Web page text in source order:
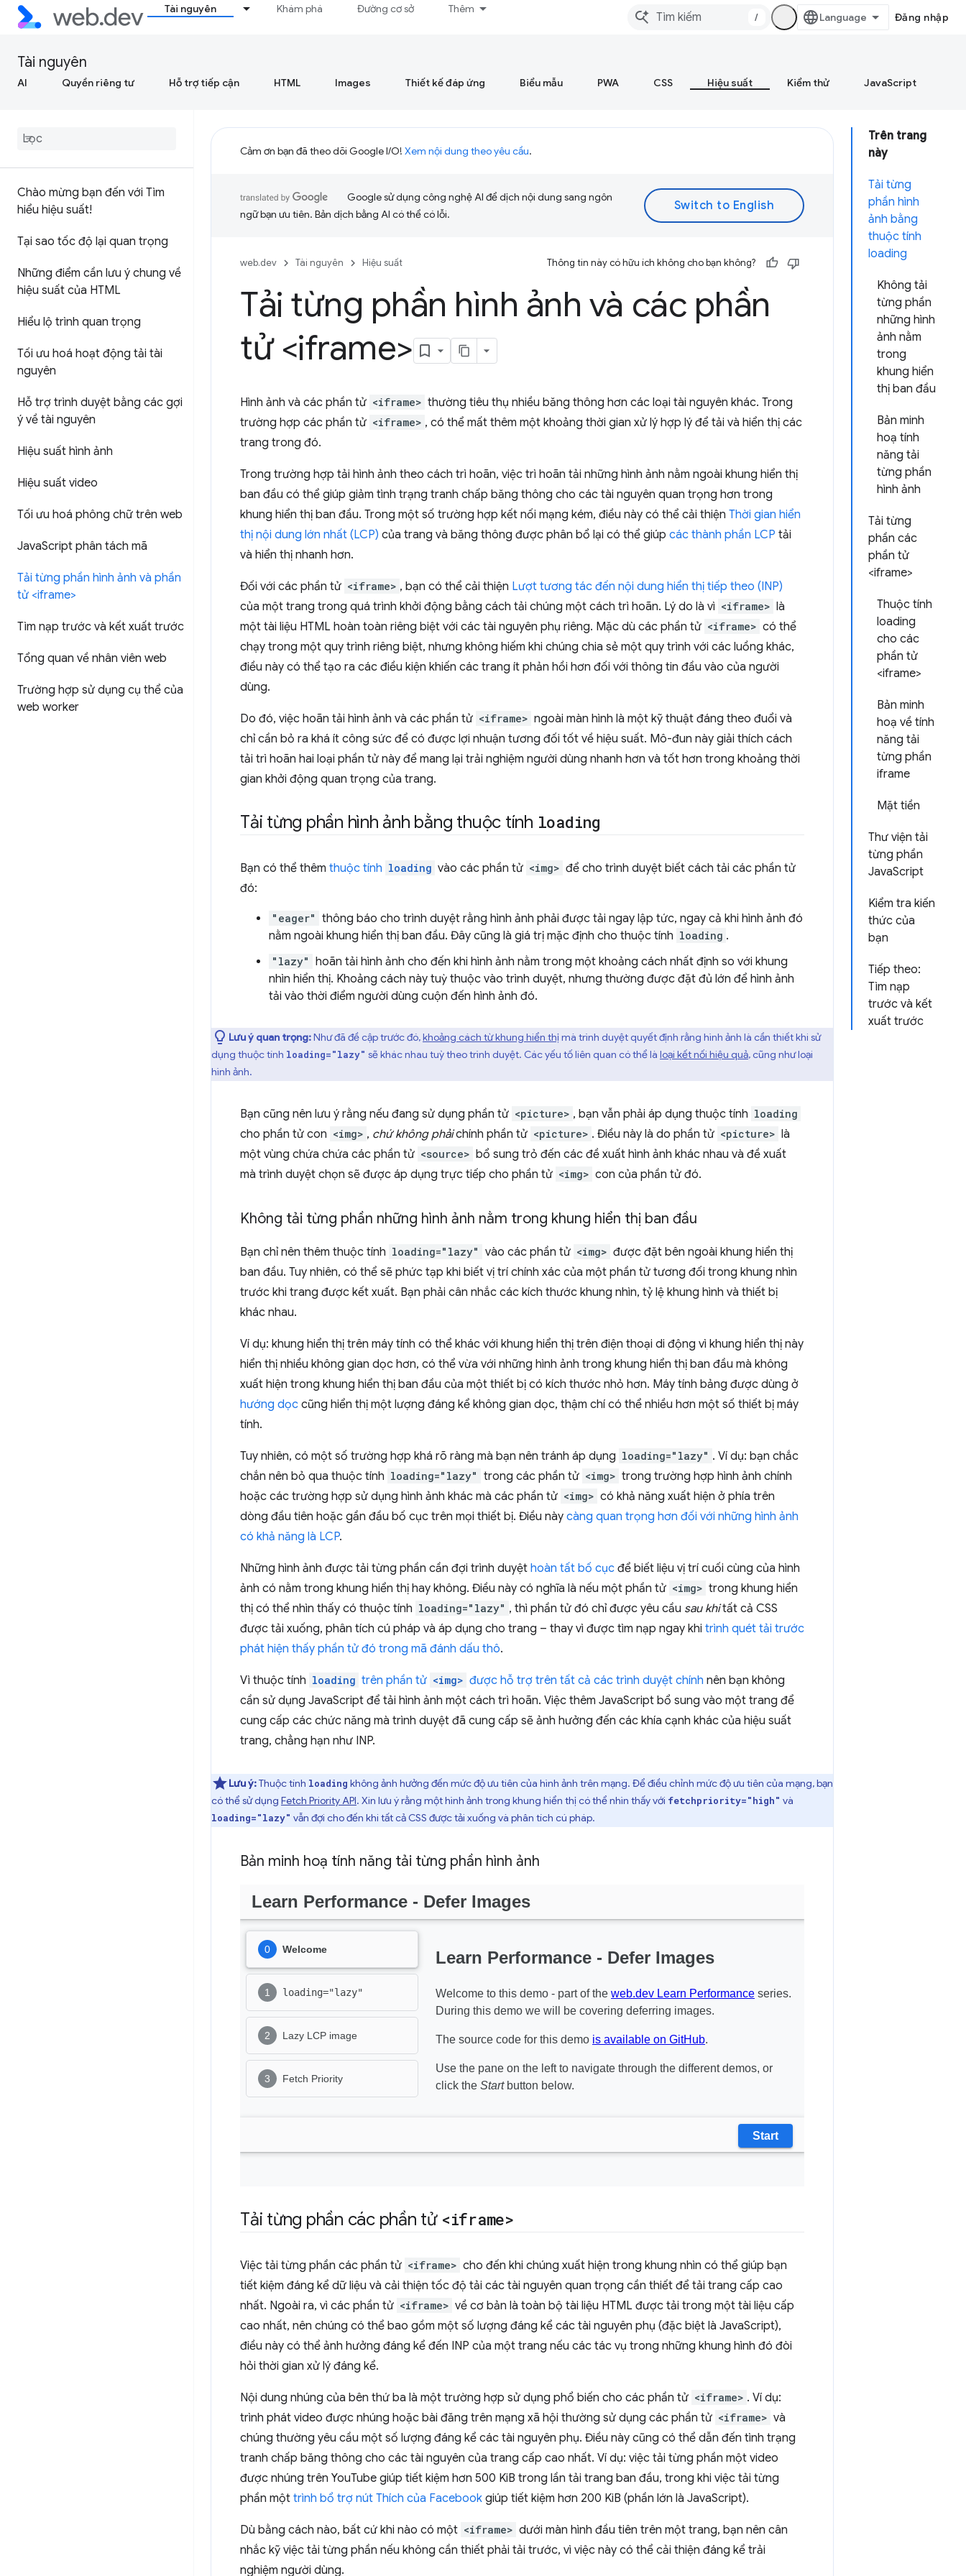
Tài nguyên Khám phá Đường cơ sở Thêm
/ Đăng nhập
Tài nguyên
AI Quyền riêng tư Hỗ trợ tiếp cận HTML Images Thiết kế đáp ứng Biểu mẫu PWA CSS Hiệu suất Kiểm thử JavaScript
Chào mừng bạn đến với Tìm
hiểu hiệu suất!
Tại sao tốc độ lại quan trọng
Những điểm cần lưu ý chung về
hiệu suất của HTML
Hiểu lộ trình quan trọng
Tối ưu hoá hoạt động tải tài
nguyên
Hỗ trợ trình duyệt bằng các gợi
ý về tài nguyên
Hiệu suất hình ảnh
Hiệu suất video
Tối ưu hoá phông chữ trên web
JavaScript phân tách mã
Tải từng phần hình ảnh và phần
tử <iframe>
Tìm nạp trước và kết xuất trước
Tổng quan về nhân viên web
Trường hợp sử dụng cụ thể của
web worker
Trên trang
này
Tải từng
phần hình
ảnh bằng
thuộc tính
loading
Không tải
từng phần
những hình
ảnh nằm
trong
khung hiển
thị ban đầu
Bản minh
hoạ tính
năng tải
từng phần
hình ảnh
Tải từng
phần các
phần tử
<iframe>
Thuộc tính
loading
cho các
phần tử
<iframe>
Bản minh
hoạ về tính
năng tải
từng phần
iframe
Mặt tiền
Thư viện tải
từng phần
JavaScript
Kiểm tra kiến
thức của
bạn
Tiếp theo:
Tìm nạp
trước và kết
xuất trước
Cảm ơn bạn đã theo dõi Google I/O! Xem nội dung theo yêu cầu.
Google sử dụng công nghệ AI để dịch nội dung sang ngôn
ngữ bạn ưu tiên. Bản dịch bằng AI có thể có lỗi.
web.dev Tài nguyên Hiệu suất Thông tin này có hữu ích không cho bạn không?
Tải từng phần hình ảnh và các phần
tử <iframe>
Hình ảnh và các phần tử <iframe> thường tiêu thụ nhiều băng thông hơn các loại tài nguyên khác. Trong
trường hợp các phần tử <iframe> , có thể mất thêm một khoảng thời gian xử lý hợp lý để tải và hiển thị các
trang trong đó.
Trong trường hợp tải hình ảnh theo cách trì hoãn, việc trì hoãn tải những hình ảnh nằm ngoài khung hiển thị
ban đầu có thể giúp giảm tình trạng tranh chấp băng thông cho các tài nguyên quan trọng hơn trong
khung hiển thị ban đầu. Trong một số trường hợp kết nối mạng kém, điều này có thể cải thiện Thời gian hiển
thị nội dung lớn nhất (LCP) của trang và băng thông được phân bổ lại có thể giúp các thành phần LCP tải
và hiển thị nhanh hơn.
Đối với các phần tử <iframe> , bạn có thể cải thiện Lượt tương tác đến nội dung hiển thị tiếp theo (INP)
của một trang trong quá trình khởi động bằng cách tải chúng một cách trì hoãn. Lý do là vì <iframe> là
một tài liệu HTML hoàn toàn riêng biệt với các tài nguyên phụ riêng. Mặc dù các phần tử <iframe> có thể
chạy trong một quy trình riêng biệt, nhưng không hiếm khi chúng chia sẻ một quy trình với các luồng khác,
điều này có thể tạo ra các điều kiện khiến các trang ít phản hồi hơn đối với thông tin đầu vào của người
dùng.
Do đó, việc hoãn tải hình ảnh và các phần tử <iframe> ngoài màn hình là một kỹ thuật đáng theo đuổi và
chỉ cần bỏ ra khá ít công sức để có được lợi nhuận tương đối tốt về hiệu suất. Mô-đun này giải thích cách
tải trì hoãn hai loại phần tử này để mang lại trải nghiệm người dùng nhanh hơn và tốt hơn trong khoảng thời
gian khởi động quan trọng của trang.
Tải từng phần hình ảnh bằng thuộc tính loading
Bạn có thể thêm thuộc tính loading vào các phần tử <img> để cho trình duyệt biết cách tải các phần tử
đó:
"eager" thông báo cho trình duyệt rằng hình ảnh phải được tải ngay lập tức, ngay cả khi hình ảnh đó
nằm ngoài khung hiển thị ban đầu. Đây cũng là giá trị mặc định cho thuộc tính loading .
"lazy" hoãn tải hình ảnh cho đến khi hình ảnh nằm trong một khoảng cách nhất định so với khung
nhìn hiển thị. Khoảng cách này tuỳ thuộc vào trình duyệt, nhưng thường được đặt đủ lớn để hình ảnh
tải vào thời điểm người dùng cuộn đến hình ảnh đó.
Lưu ý quan trọng:Như đã đề cập trước đó,khoảng cách từ khung hiển thịmà trình duyệt quyết định rằng hình ảnh là cần thiết khi sử
dụng thuộc tính loading="lazy" sẽ khác nhau tuỳ theo trình duyệt. Các yếu tố liên quan có thể là loại kết nối hiệu quả, cũng như loại
hình ảnh.
Bạn cũng nên lưu ý rằng nếu đang sử dụng phần tử <picture> , bạn vẫn phải áp dụng thuộc tính loading
cho phần tử con <img> , chứ không phảichính phần tử <picture> . Điều này là do phần tử <picture> là
một vùng chứa chứa các phần tử <source> bổ sung trỏ đến các đề xuất hình ảnh khác nhau và đề xuất
mà trình duyệt chọn sẽ được áp dụng trực tiếp cho phần tử <img> con của phần tử đó.
Không tải từng phần những hình ảnh nằm trong khung hiển thị ban đầu
Bạn chỉ nên thêm thuộc tính loading="lazy" vào các phần tử <img> được đặt bên ngoài khung hiển thị
ban đầu. Tuy nhiên, có thể sẽ phức tạp khi biết vị trí chính xác của một phần tử tương đối trong khung nhìn
trước khi trang được kết xuất. Bạn phải cân nhắc các kích thước khung nhìn, tỷ lệ khung hình và thiết bị
khác nhau.
Ví dụ: khung hiển thị trên máy tính có thể khác với khung hiển thị trên điện thoại di động vì khung hiển thị này
hiển thị nhiều không gian dọc hơn, có thể vừa với những hình ảnh trong khung hiển thị ban đầu mà không
xuất hiện trong khung hiển thị ban đầu của một thiết bị có kích thước nhỏ hơn. Máy tính bảng được dùng ở
hướng dọc cũng hiển thị một lượng đáng kể không gian dọc, thậm chí có thể nhiều hơn một số thiết bị máy
tính.
Tuy nhiên, có một số trường hợp khá rõ ràng mà bạn nên tránh áp dụng loading="lazy" . Ví dụ: bạn chắc
chắn nên bỏ qua thuộc tính loading="lazy" trong các phần tử <img> trong trường hợp hình ảnh chính
hoặc các trường hợp sử dụng hình ảnh khác mà các phần tử <img> có khả năng xuất hiện ở phía trên
dòng đầu tiên hoặc gần đầu bố cục trên mọi thiết bị. Điều này càng quan trọng hơn đối với những hình ảnh
có khả năng là LCP.
Những hình ảnh được tải từng phần cần đợi trình duyệt hoàn tất bố cục để biết liệu vị trí cuối cùng của hình
ảnh có nằm trong khung hiển thị hay không. Điều này có nghĩa là nếu một phần tử <img> trong khung hiển
thị có thể nhìn thấy có thuộc tính loading="lazy" , thì phần tử đó chỉ được yêu cầu sau khitất cả CSS
được tải xuống, phân tích cú pháp và áp dụng cho trang – thay vì được tìm nạp ngay khi trình quét tải trước
phát hiện thấy phần tử đó trong mã đánh dấu thô.
Vì thuộc tính loading trên phần tử <img> được hỗ trợ trên tất cả các trình duyệt chính nên bạn không
cần sử dụng JavaScript để tải hình ảnh một cách trì hoãn. Việc thêm JavaScript bổ sung vào một trang để
cung cấp các chức năng mà trình duyệt đã cung cấp sẽ ảnh hưởng đến các khía cạnh khác của hiệu suất
trang, chẳng hạn như INP.
Lưu ý:Thuộc tính loading không ảnh hưởng đến mức độ ưu tiên của hình ảnh trên mạng. Để điều chỉnh mức độ ưu tiên của mạng, bạn
có thể sử dụng Fetch Priority API. Xin lưu ý rằng một hình ảnh trong khung hiển thị có thể nhìn thấy với fetchpriority="high" và
loading="lazy" vẫn đợi cho đến khi tất cả CSS được tải xuống và phân tích cú pháp.
Bản minh hoạ tính năng tải từng phần hình ảnh
Tải từng phần các phần tử <iframe>
Việc tải từng phần các phần tử <iframe> cho đến khi chúng xuất hiện trong khung nhìn có thể giúp bạn
tiết kiệm đáng kể dữ liệu và cải thiện tốc độ tải các tài nguyên quan trọng cần thiết để tải trang cấp cao
nhất. Ngoài ra, vì các phần tử <iframe> về cơ bản là toàn bộ tài liệu HTML được tải trong một tài liệu cấp
cao nhất, nên chúng có thể bao gồm một số lượng đáng kể các tài nguyên phụ (đặc biệt là JavaScript),
điều này có thể ảnh hưởng đáng kể đến INP của một trang nếu các tác vụ trong những khung hình đó đòi
hỏi thời gian xử lý đáng kể.
Nội dung nhúng của bên thứ ba là một trường hợp sử dụng phổ biến cho các phần tử <iframe> . Ví dụ:
trình phát video được nhúng hoặc bài đăng trên mạng xã hội thường sử dụng các phần tử <iframe> và
chúng thường yêu cầu một số lượng đáng kể các tài nguyên phụ. Điều này cũng có thể dẫn đến tình trạng
tranh chấp băng thông cho các tài nguyên của trang cấp cao nhất. Ví dụ: việc tải từng phần một video
được nhúng trên YouTube giúp tiết kiệm hơn 500 KiB trong lần tải trang ban đầu, trong khi việc tải từng
phần một trình bổ trợ nút Thích của Facebook giúp tiết kiệm hơn 200 KiB (phần lớn là JavaScript).
Dù bằng cách nào, bất cứ khi nào có một <iframe> dưới màn hình đầu tiên trên một trang, bạn nên cân
nhắc kỹ việc tải từng phần nếu không cần thiết phải tải trước, vì việc này có thể cải thiện đáng kể trải
nghiệm người dùng.